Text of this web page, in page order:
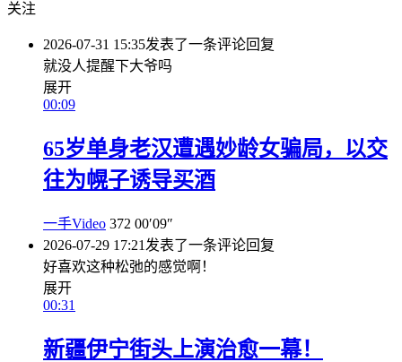
关注
2026-07-31 15:35发表了一条评论回复
就没人提醒下大爷吗
展开
00:09
65岁单身老汉遭遇妙龄女骗局，以交
往为幌子诱导买酒
一手Video 372 00′09″
2026-07-29 17:21 发表了一条评论回复
好喜欢这种松弛的感觉啊！
展开
00:31
新疆伊宁街头上演治愈一幕！